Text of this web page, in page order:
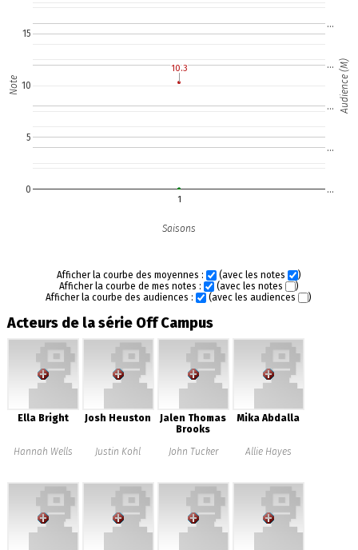
1
0
5
10
15
…
…
…
…
…
10.3
10.3
Saisons
Note Audience (M)
Afficher la courbe des moyennes : (avec les notes
)
Afficher la courbe de mes notes :
(avec les notes
)
Afficher la courbe des audiences :
(avec les audiences )
Acteurs de la série Off Campus
Ella Bright
Hannah Wells
Josh Heuston
Justin Kohl
Jalen Thomas
Brooks
John Tucker
Mika Abdalla
Allie Hayes